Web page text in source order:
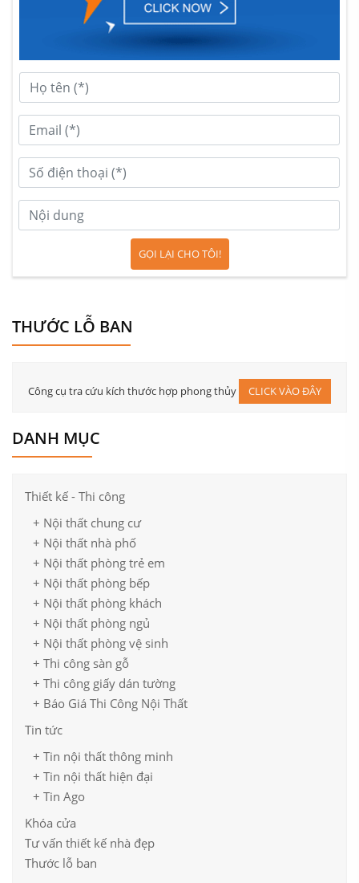
GỌI LẠI CHO TÔI!
THƯỚC LỖ BAN
Công cụ tra cứu kích thước hợp phong thủy CLICK VÀO ĐÂY
DANH MỤC
Thiết kế - Thi công
+ Nội thất chung cư
+ Nội thất nhà phố
+ Nội thất phòng trẻ em
+ Nội thất phòng bếp
+ Nội thất phòng khách
+ Nội thất phòng ngủ
+ Nội thất phòng vệ sinh
+ Thi công sàn gỗ
+ Thi công giấy dán tường
+ Báo Giá Thi Công Nội Thất
Tin tức
+ Tin nội thất thông minh
+ Tin nội thất hiện đại
+ Tin Ago
Khóa cửa
Tư vấn thiết kế nhà đẹp
Thước lỗ ban